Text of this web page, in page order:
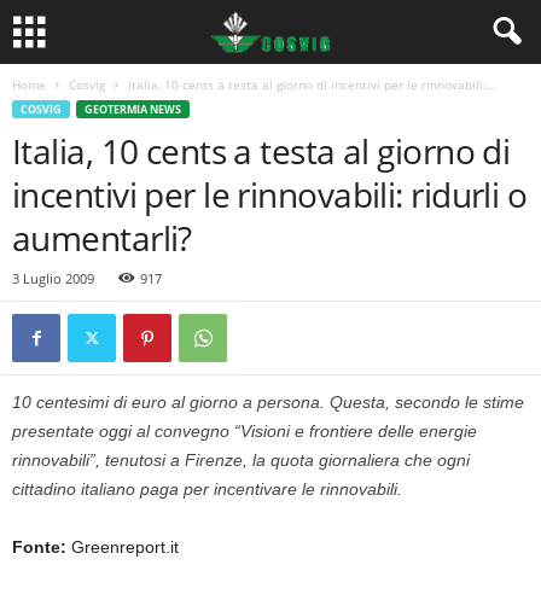
Home Cosvig Italia, 10 cents a testa al giorno di incentivi per le rinnovabili:...
COSVIG GEOTERMIA NEWS
Italia, 10 cents a testa al giorno di
incentivi per le rinnovabili: ridurli o
aumentarli?
3 Luglio 2009 917
10 centesimi di euro al giorno a persona. Questa, secondo le stime
presentate oggi al convegno “Visioni e frontiere delle energie
rinnovabili”, tenutosi a Firenze, la quota giornaliera che ogni
cittadino italiano paga per incentivare le rinnovabili.
Fonte: Greenreport.it